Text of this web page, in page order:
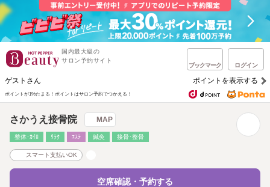
国内最大級の
サロン予約サイト
ブックマーク ログイン
ゲストさん ポイントを表示する
ポイントが1%たまる！ ポイントはサロン予約でつかえる！
さかうえ接骨院 MAP
整体･ｶｲﾛ ﾘﾗｸ ｴｽﾃ 鍼灸 接骨･整骨
スマート支払いOK
空席確認・予約する